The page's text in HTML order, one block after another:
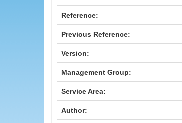
Reference:
Previous Reference:
Version:
Management Group:
Service Area:
Author: